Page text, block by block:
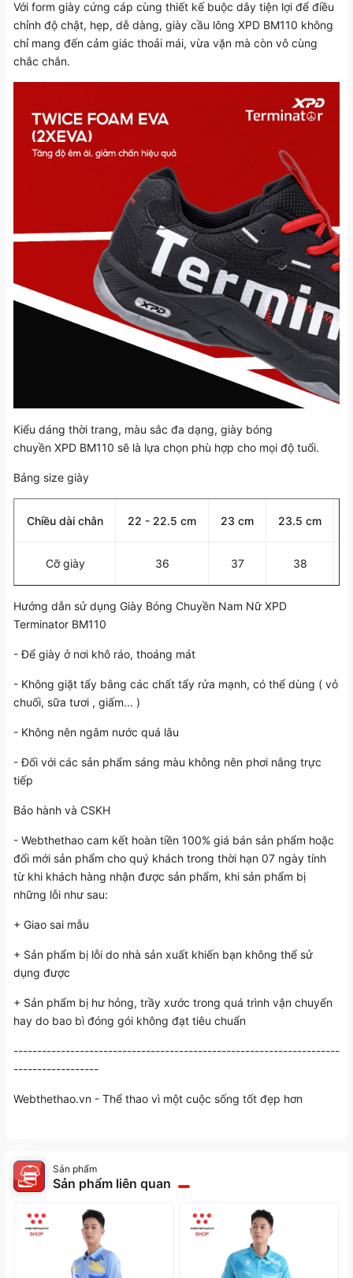
Với form giày cứng cáp cùng thiết kế buộc dây tiện lợi để điều
chỉnh độ chật, hẹp, dễ dàng, giày cầu lông XPD BM110 không
chỉ mang đến cảm giác thoải mái, vừa vặn mà còn vô cùng
chắc chắn.
Kiểu dáng thời trang, màu sắc đa dạng, giày bóng
chuyền XPD BM110 sẽ là lựa chọn phù hợp cho mọi độ tuổi.
Bảng size giày
Chiều dài chân 22 - 22.5 cm 23 cm 23.5 cm
Cỡ giày 36 37 38
Hướng dẫn sử dụng Giày Bóng Chuyền Nam Nữ XPD
Terminator BM110
- Để giày ở nơi khô ráo, thoáng mát
- Không giặt tẩy bằng các chất tẩy rửa mạnh, có thể dùng ( vỏ
chuối, sữa tươi , giấm... )
- Không nên ngâm nước quá lâu
- Đối với các sản phẩm sáng màu không nên phơi nắng trực
tiếp
Bảo hành và CSKH
- Webthethao cam kết hoàn tiền 100% giá bán sản phẩm hoặc
đổi mới sản phẩm cho quý khách trong thời hạn 07 ngày tính
từ khi khách hàng nhận được sản phẩm, khi sản phẩm bị
những lỗi như sau:
+ Giao sai mẫu
+ Sản phẩm bị lỗi do nhà sản xuất khiến bạn không thể sử
dụng được
+ Sản phẩm bị hư hỏng, trầy xước trong quá trình vận chuyển
hay do bao bì đóng gói không đạt tiêu chuẩn
---------------------------------------------------------------------
------------------
Webthethao.vn - Thể thao vì một cuộc sống tốt đẹp hơn
Sản phẩm
Sản phẩm liên quan